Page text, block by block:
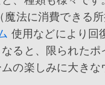
法に消費できる
使用などにより回
ると、限られたポ
の楽しみに大きな